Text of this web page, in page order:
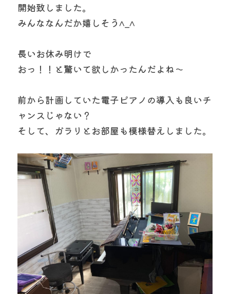
開始致しました。
みんななんだか嬉しそう^_^
長いお休み明けで
おっ！！と驚いて欲しかったんだよね〜
前から計画していた電子ピアノの導入も良いチ
ャンスじゃない？
そして、ガラリとお部屋も模様替えしました。